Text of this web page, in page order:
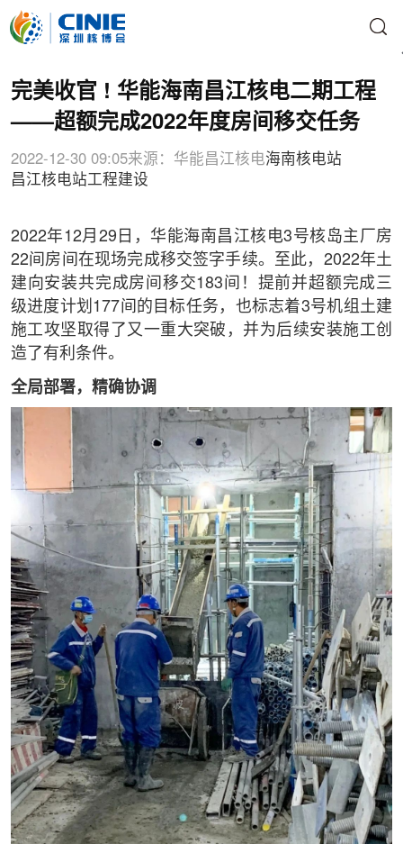
完美收官 ! 华能海南昌江核电二期工程
——超额完成2022年度房间移交任务
2022-12-30 09:05来源：华能昌江核电海南核电站
昌江核电站工程建设
2022年12月29日，华能海南昌江核电3号核岛主厂房
22间房间在现场完成移交签字手续。至此，2022年土
建向安装共完成房间移交183间！提前并超额完成三
级进度计划177间的目标任务，也标志着3号机组土建
施工攻坚取得了又一重大突破，并为后续安装施工创
造了有利条件。
全局部署，精确协调